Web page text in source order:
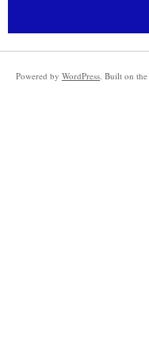
Powered by WordPress. Built on the